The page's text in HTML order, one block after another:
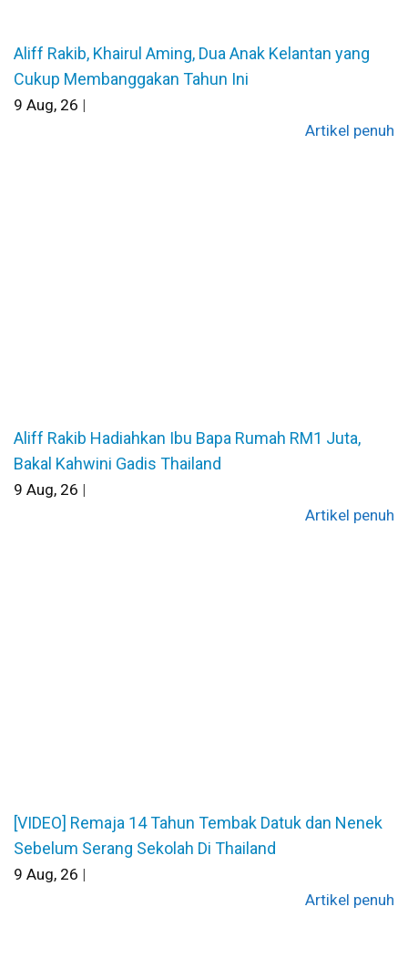
Aliff Rakib, Khairul Aming, Dua Anak Kelantan yang
Cukup Membanggakan Tahun Ini
9 Aug, 26 |
Artikel penuh
Aliff Rakib Hadiahkan Ibu Bapa Rumah RM1 Juta,
Bakal Kahwini Gadis Thailand
9 Aug, 26 |
Artikel penuh
[VIDEO] Remaja 14 Tahun Tembak Datuk dan Nenek
Sebelum Serang Sekolah Di Thailand
9 Aug, 26 |
Artikel penuh